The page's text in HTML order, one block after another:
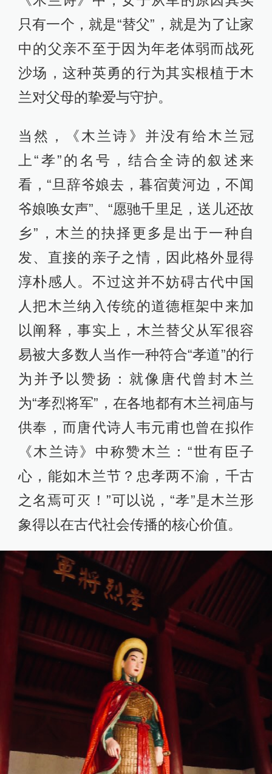
只有一个，就是“替父”，就是为了让家
中的父亲不至于因为年老体弱而战死
沙场，这种英勇的行为其实根植于木
兰对父母的挚爱与守护。
当然，《木兰诗》并没有给木兰冠
上“孝”的名号，结合全诗的叙述来
看，“旦辞爷娘去，暮宿黄河边，不闻
爷娘唤女声”、“愿驰千里足，送儿还故
乡”，木兰的抉择更多是出于一种自
发、直接的亲子之情，因此格外显得
淳朴感人。不过这并不妨碍古代中国
人把木兰纳入传统的道德框架中来加
以阐释，事实上，木兰替父从军很容
易被大多数人当作一种符合“孝道”的行
为并予以赞扬：就像唐代曾封木兰
为“孝烈将军”，在各地都有木兰祠庙与
供奉，而唐代诗人韦元甫也曾在拟作
《木兰诗》中称赞木兰：“世有臣子
心，能如木兰节？忠孝两不渝，千古
之名焉可灭！”可以说，“孝”是木兰形
象得以在古代社会传播的核心价值。